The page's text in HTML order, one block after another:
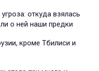
откуда взялась
о ней наши предки
кроме Тбилиси и